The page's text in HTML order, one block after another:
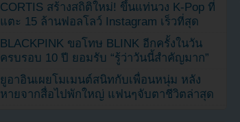
CORTIS สร้างสถิติใหม่! ขึ้นแท่นวง K-Pop ที่
แตะ 15 ล้านฟอลโลว์ Instagram เร็วที่สุด
BLACKPINK ขอโทษ BLINK อีกครั้งในวัน
ครบรอบ 10 ปี ยอมรับ “รู้ว่าวันนี้สำคัญมาก”
ยูอาอินเผยโมเมนต์สนิทกับเพื่อนหนุ่ม หลัง
หายจากสื่อไปพักใหญ่ แฟนๆจับตาชีวิตล่าสุด